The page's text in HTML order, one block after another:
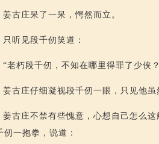
姜古庄呆了一呆，愕然而立。
只听见段千仞笑道：
“老朽段千仞，不知在哪里得罪了少侠
姜古庄仔细凝视段千仞一眼，只见他
姜古庄不禁有些愧意，心想自己怎么
仞一抱拳，说道：